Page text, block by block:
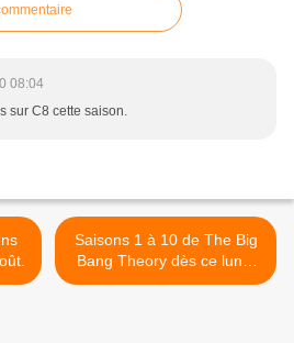
08:04
sur C8 cette saison.
Saisons 1 à 10 de The Big
Bang Theory dès ce lundi
sur Warner TV. >